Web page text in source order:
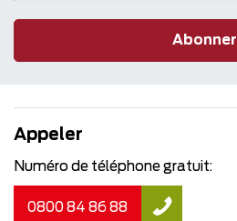
Abonner
Appeler
Numéro de téléphone gratuit:
0800 84 86 88